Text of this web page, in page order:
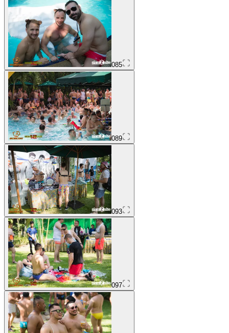
085
089
093
097